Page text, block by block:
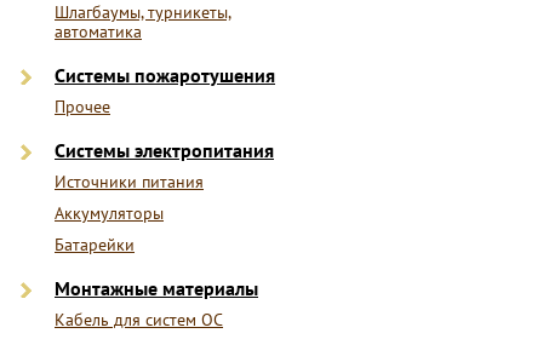
Шлагбаумы, турникеты,
автоматика
Системы пожаротушения
Прочее
Системы электропитания
Источники питания
Аккумуляторы
Батарейки
Монтажные материалы
Кабель для систем ОС